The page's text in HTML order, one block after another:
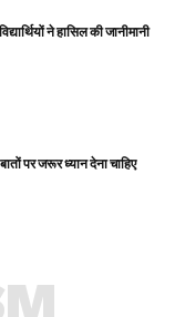
ने हासिल की जानीमानी
पर जरूर ध्यान देना चाहिए